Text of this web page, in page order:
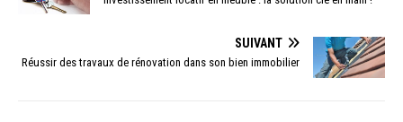
SUIVANT
Réussir des travaux de rénovation dans son bien immobilier